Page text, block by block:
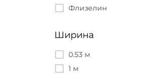
Белвинил
Гомельобои
Индустрия
Маякпринт
Флизелин
Ширина
0.53 м
1 м